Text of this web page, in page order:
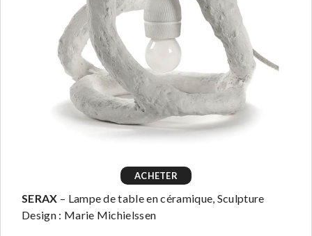
ACHETER
SERAX – Lampe de table en céramique, Sculpture
Design : Marie Michielssen